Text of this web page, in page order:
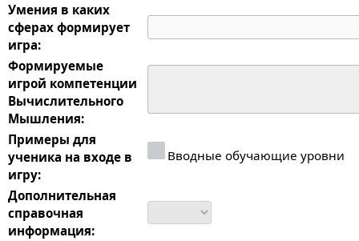
Умения в каких
сферах формирует
игра:
Формируемые
игрой компетенции
Вычислительного
Мышления:
Примеры для
ученика на входе в
игру:
Вводные обучающие уровни
Дополнительная
справочная
информация: